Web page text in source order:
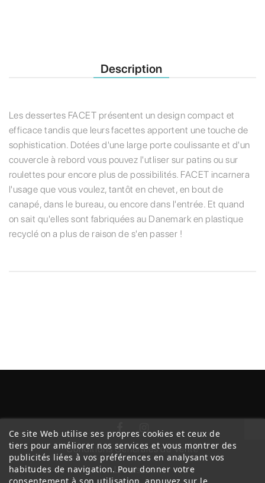
Description
Les dessertes FACET présentent un design compact et
efficace tandis que leurs facettes apportent une touche de
sophistication. Dotées d'une large porte coulissante et d'un
couvercle à rebord vous pouvez l'utliser sur patins ou sur
roulettes pour encore plus de possibilités. FACET incarnera
l'usage que vous voulez, tantôt en chevet, en bout de
canapé, dans le bureau, ou encore dans l'entrée. Et quand
on sait qu'elles sont fabriquées au Danemark en plastique
recyclé on a plus de raison de s'en passer !
Conditions Générales de Vente
Livraison
Ce site Web utilise ses propres cookies et ceux de
tiers pour améliorer nos services et vous montrer des
publicités liées à vos préférences en analysant vos
habitudes de navigation. Pour donner votre